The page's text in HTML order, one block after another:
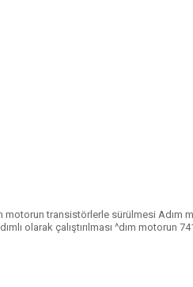
motorun transistörlerle sürülmesi
olarak çalıştırılması ^dım motorun